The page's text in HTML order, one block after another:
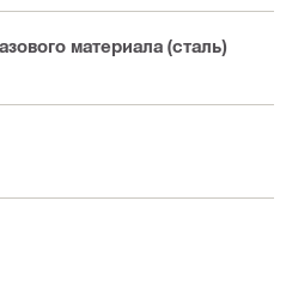
материала (сталь)